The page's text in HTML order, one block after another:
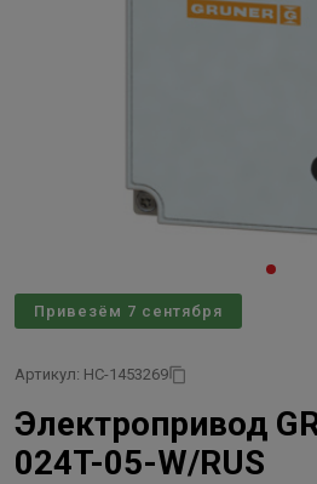
Привезём 7 сентября
Артикул: НС-1453269
Электропривод
024T-05-W/RUS